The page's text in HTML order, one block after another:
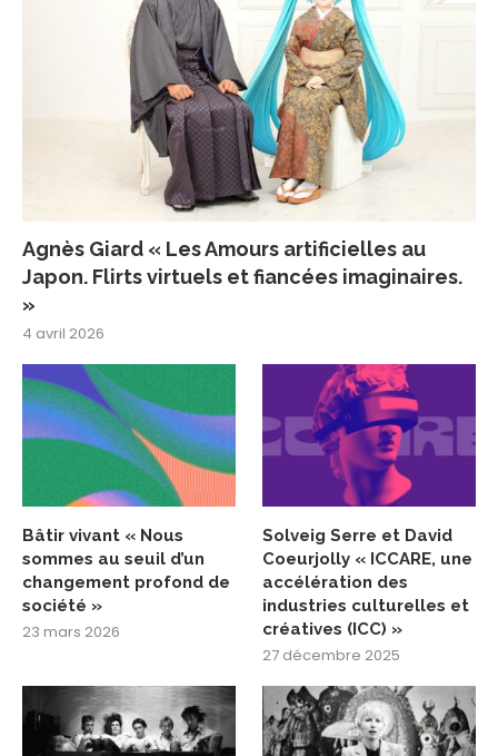
Agnès Giard « Les Amours artificielles au
Japon. Flirts virtuels et fiancées imaginaires.
»
4 avril 2026
Bâtir vivant « Nous
sommes au seuil d’un
changement profond de
société »
23 mars 2026
Solveig Serre et David
Coeurjolly « ICCARE, une
accélération des
industries culturelles et
créatives (ICC) »
27 décembre 2025